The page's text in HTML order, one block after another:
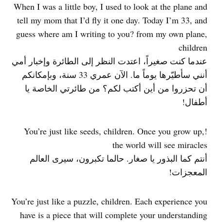
When I was a little boy, I used to look at the plane and
tell my mom that I’d fly it one day. Today I’m 33, and
guess where am I writing to you? from my own plane,
children
عندما كنت صغيراً، اعتدت النظر إلى الطائرة وإخبار أمي
أنني سأطيّرها يوماً ما. الآن عمري 33 سنة، وبإمكانكم
أن تحزروا من أين أكتب لكم؟ من طائرتي الخاصة يا
أطفال!
!You’re just like seeds, children. Once you grow up,
the world will see miracles
أنتم كما البذور يا صغار. حالما تكبرون، سيرى العالم
المعجزات!
You’re just like a puzzle, children. Each experience you
have is a piece that will complete your understanding